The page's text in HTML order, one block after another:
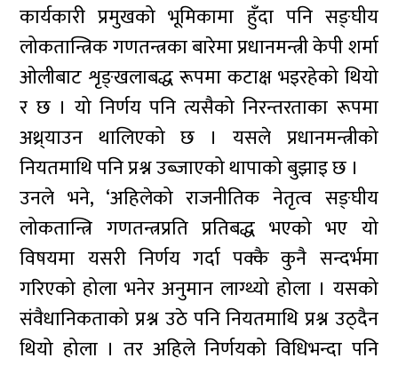
कार्यकारी प्रमुखको भूमिकामा हुँदा पनि सङ्घीय
लोकतान्त्रिक गणतन्त्रका बारेमा प्रधानमन्त्री केपी शर्मा
ओलीबाट शृङ्खलाबद्ध रूपमा कटाक्ष भइरहेको थियो
र छ । यो निर्णय पनि त्यसैको निरन्तरताका रूपमा
अथ्र्याउन थालिएको छ । यसले प्रधानमन्त्रीको
नियतमाथि पनि प्रश्न उब्जाएको थापाको बुझाइ छ ।
उनले भने, ‘अहिलेको राजनीतिक नेतृत्व सङ्घीय
लोकतान्त्रि गणतन्त्रप्रति प्रतिबद्ध भएको भए यो
विषयमा यसरी निर्णय गर्दा पक्कै कुनै सन्दर्भमा
गरिएको होला भनेर अनुमान लाग्थ्यो होला । यसको
संवैधानिकताको प्रश्न उठे पनि नियतमाथि प्रश्न उठ्दैन
थियो होला । तर अहिले निर्णयको विधिभन्दा पनि